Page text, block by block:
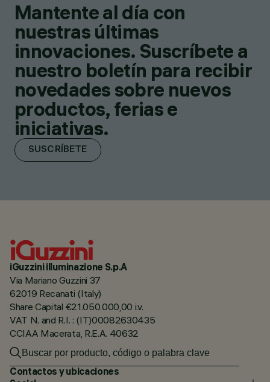
Mantente al día con
nuestras últimas
innovaciones. Suscríbete a
nuestro boletín para recibir
novedades sobre nuevos
productos, ferias e
iniciativas.
SUSCRÍBETE
iGuzzini illuminazione S.p.A
Via Mariano Guzzini 37
62019 Recanati (Italy)
Share Capital €21.050.000,00 i.v.
VAT N. and R.I. : (IT)00082630435
CCIAA Macerata, R.E.A. 40632
Contactos y ubicaciones